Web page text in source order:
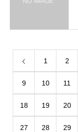
1 2
9 10 11
18 19 20
27 28 29